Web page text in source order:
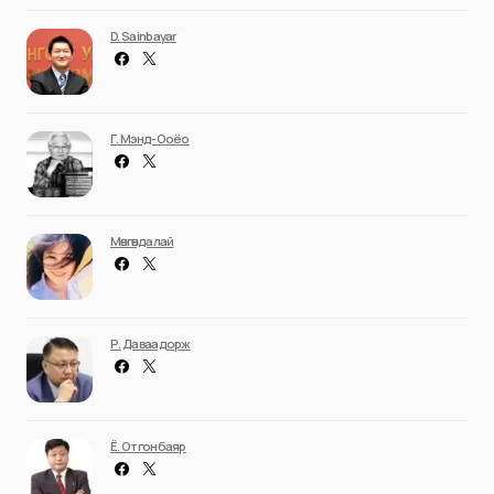
D. Sainbayar
Г. Мэнд-Ооёо
Мөнгөндалай
Р. Даваадорж
Ё. Отгонбаяр